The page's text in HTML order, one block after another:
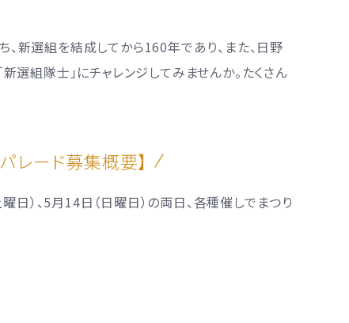
新選組を結成してから160年であり、また、日野
組隊士」にチャレンジしてみませんか。たくさん
レード募集概要】
日）、5月14日（日曜日）の両日、各種催しでまつり